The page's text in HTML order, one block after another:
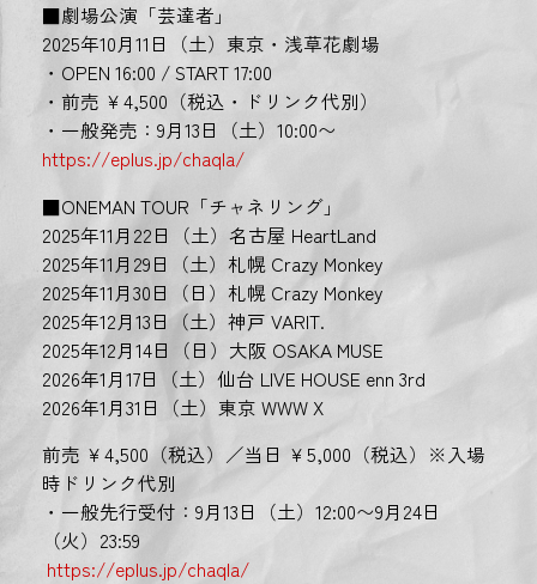
■劇場公演「芸達者」
2025年10月11日（土）東京・浅草花劇場
・OPEN 16:00 / START 17:00
・前売 ￥4,500（税込・ドリンク代別）
・一般発売：9月13日（土）10:00〜
https://eplus.jp/chaqla/
■ONEMAN TOUR「チャネリング」
2025年11月22日（土）名古屋 HeartLand
2025年11月29日（土）札幌 Crazy Monkey
2025年11月30日（日）札幌 Crazy Monkey
2025年12月13日（土）神戸 VARIT.
2025年12月14日（日）大阪 OSAKA MUSE
2026年1月17日（土）仙台 LIVE HOUSE enn 3rd
2026年1月31日（土）東京 WWW X
前売 ￥4,500（税込）／当日 ￥5,000（税込）※入場
時ドリンク代別
・一般先行受付：9月13日（土）12:00〜9月24日
（火）23:59
https://eplus.jp/chaqla/